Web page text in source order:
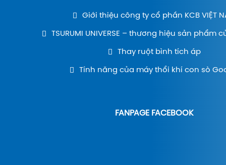
Giới thiệu công ty cổ phần KCB VIỆT
TSURUMI UNIVERSE – thương hiệu sản phẩm
Thay ruột bình tích áp
Tính năng của máy thổi khí con sò
FANPAGE FACEBOOK